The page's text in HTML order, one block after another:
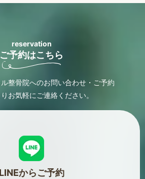
reservation
ご予約はこちら
整骨院へのお問い合わせ・ご予約
お気軽にご連絡ください。
LINEからご予約